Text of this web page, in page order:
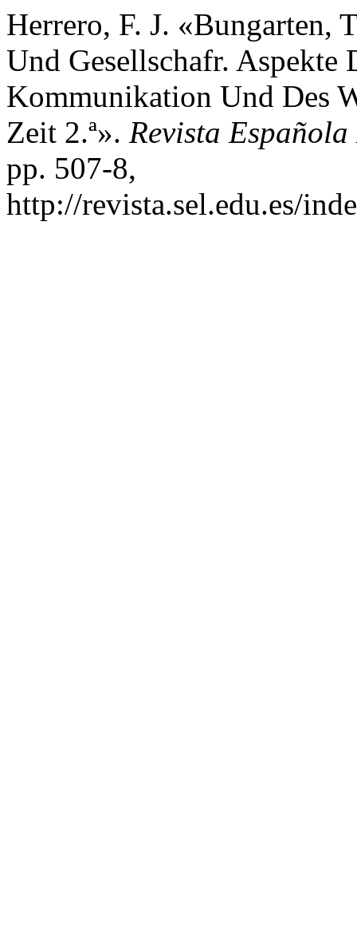
Herrero, F. J. «Bungarten,
Und Gesellschafr. Aspekte
Kommunikation Und Des
Zeit 2.ª». Revista
pp. 507-8,
http://revista.sel.edu.es/